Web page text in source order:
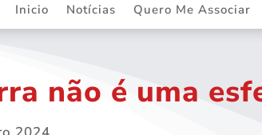
Inicio Notícias Quero Me Associar
não é uma